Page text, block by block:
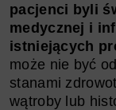
pacjenci byli
medycznej i
istniejących
może nie być
stanami
wątroby lub